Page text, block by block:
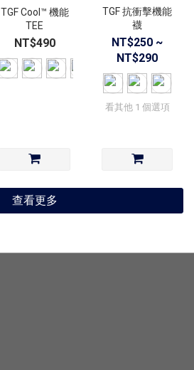
TGF Cool™ 機能
TEE
NT$490
TGF 抗衝擊機能
襪
NT$250 ~
NT$290
看其他 1 個選項
查看更多